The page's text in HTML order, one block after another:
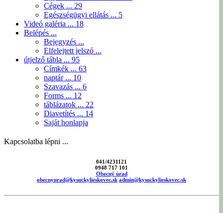
Cégek ... 29
Egészségügyi ellátás ... 5
Videó galéria ... 18
Belépés ...
Bejegyzés ...
Elfelejtett jelszó ...
útjelző tábla ... 95
Címkék ... 63
naptár ... 10
Szavazás ... 6
Forms ... 12
táblázatok ... 22
Diavetítés ... 14
Saját honlapja
Kapcsolatba lépni ...
041/4231121
0948 717 101
Obecný úrad
obecnyurad@kysuckylieskovec.sk admin@kysuckylieskovec.sk